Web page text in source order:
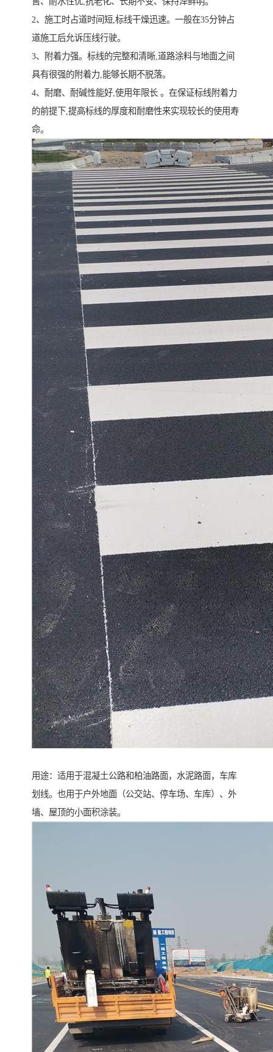
2、施工时占道时间短,标线干燥迅速。一般在35分钟占
道施工后允诉压线行驶。
3、附着力强。标线的完整和清晰,道路涂料与地面之间
具有很强的附着力,能够长期不脱落。
4、耐磨、耐碱性能好,使用年限长 。在保证标线附着力
的前提下,提高标线的厚度和耐磨性来实现较长的使用寿
命。
用途：适用于混凝土公路和柏油路面，水泥路面，车库
划线。也用于户外地面（公交站、停车场、车库）、外
墙、屋顶的小面积涂装。